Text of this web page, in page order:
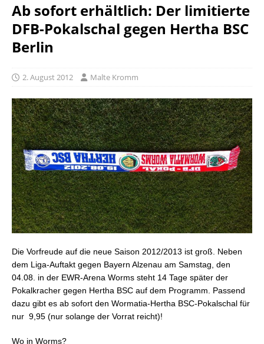
Ab sofort erhältlich: Der limitierte
DFB-Pokalschal gegen Hertha BSC
Berlin
2. August 2012 Malte Kromm
Die Vorfreude auf die neue Saison 2012/2013 ist groß. Neben
dem Liga-Auftakt gegen Bayern Alzenau am Samstag, den
04.08. in der EWR-Arena Worms steht 14 Tage später der
Pokalkracher gegen Hertha BSC auf dem Programm. Passend
dazu gibt es ab sofort den Wormatia-Hertha BSC-Pokalschal für
nur  9,95 (nur solange der Vorrat reicht)!
Wo in Worms?